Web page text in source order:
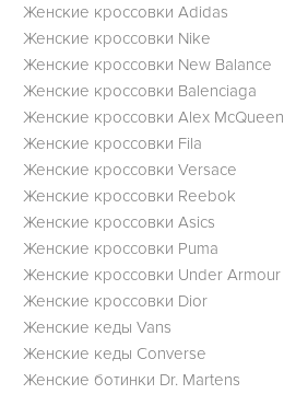
Женские кроссовки Adidas
Женские кроссовки Nike
Женские кроссовки New Balance
Женские кроссовки Balenciaga
Женские кроссовки Alex McQueen
Женские кроссовки Fila
Женские кроссовки Versace
Женские кроссовки Reebok
Женские кроссовки Asics
Женские кроссовки Puma
Женские кроссовки Under Armour
Женские кроссовки Dior
Женские кеды Vans
Женские кеды Converse
Женские ботинки Dr. Martens